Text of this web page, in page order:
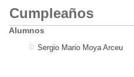
Cumpleaños
Alumnos
Sergio Mario Moya Arceu